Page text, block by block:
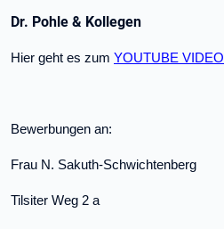
Dr. Pohle & Kollegen
Hier geht es zum YOUTUBE VIDEO
Bewerbungen an:
Frau N. Sakuth-Schwichtenberg
Tilsiter Weg 2 a